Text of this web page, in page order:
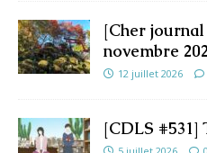
[Cher
novembre
12 juillet 2026
[CDLS #531]